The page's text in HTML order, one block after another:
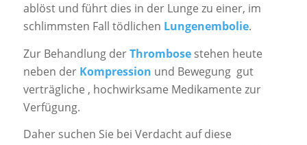
ablöst und führt dies in der Lunge zu einer, im
schlimmsten Fall tödlichen Lungenembolie.
Zur Behandlung derThrombosestehen heute
neben der Kompression und Bewegung gut
verträgliche , hochwirksame Medikamente zur
Verfügung.
Daher suchen Sie bei Verdacht auf diese